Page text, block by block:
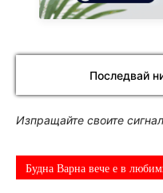
Последвай
Изпращайте своите
Будна Варна вече е в